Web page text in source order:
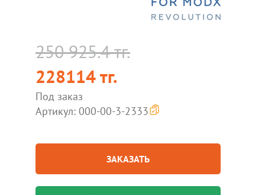
250 925.4 тг.
228114 тг.
Под заказ
Артикул: 000-00-3-2333
ЗАКАЗАТЬ